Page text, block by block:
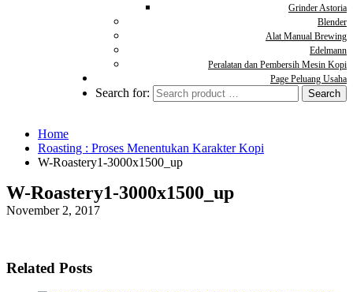
Grinder Astoria
Blender
Alat Manual Brewing
Edelmann
Peralatan dan Pembersih Mesin Kopi
Page Peluang Usaha
Search for:
Home
Roasting : Proses Menentukan Karakter Kopi
W-Roastery1-3000x1500_up
W-Roastery1-3000x1500_up
November 2, 2017
Related Posts